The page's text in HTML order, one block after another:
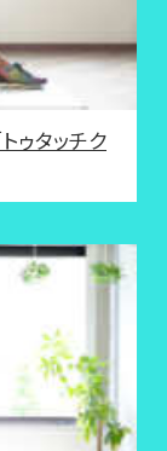
ゥタッチク